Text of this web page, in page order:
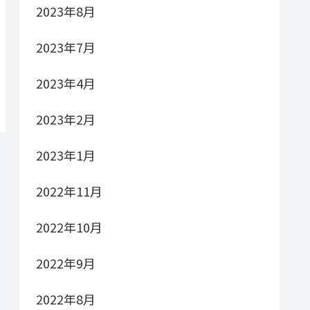
2023年8月
2023年7月
2023年4月
2023年2月
2023年1月
2022年11月
2022年10月
2022年9月
2022年8月